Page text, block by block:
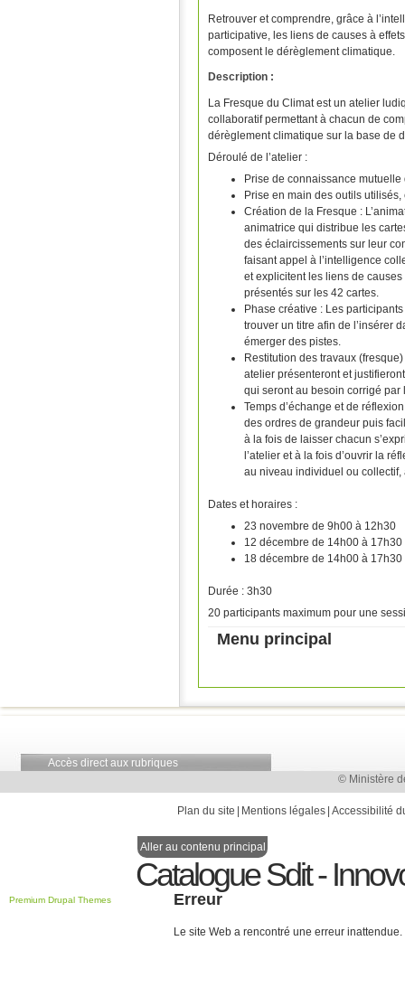
Retrouver et comprendre, grâce à
participative, les liens de causes à
composent le dérèglement climatique.
Description :
La Fresque du Climat est un atelier
collaboratif permettant à chacun de
dérèglement climatique sur la base de
Déroulé de l’atelier :
Prise de connaissance
Prise en main des outils
Création de la Fresque :
animatrice qui distribue les
des éclaircissements sur leur
faisant appel à l’intelligence
et explicitent les liens de
présentés sur les 42 cartes.
Phase créative : Les
trouver un titre afin de l’insérer
émerger des pistes.
Restitution des travaux
atelier présenteront et
qui seront au besoin corrigé par
Temps d’échange et de
des ordres de grandeur puis
à la fois de laisser chacun
l’atelier et à la fois d’ouvrir la
au niveau individuel ou
Dates et horaires :
23 novembre de 9h00 à 12h30
12 décembre de 14h00 à 17h30
18 décembre de 14h00 à 17h30
Durée : 3h30
20 participants maximum pour une
Menu principal
Accès direct aux rubriques
© Ministère
Plan du site Mentions légales Accessibilité
Aller au contenu principal
Catalogue Sdit -
Erreur
Le site Web a rencontré une erreur
Premium Drupal Themes